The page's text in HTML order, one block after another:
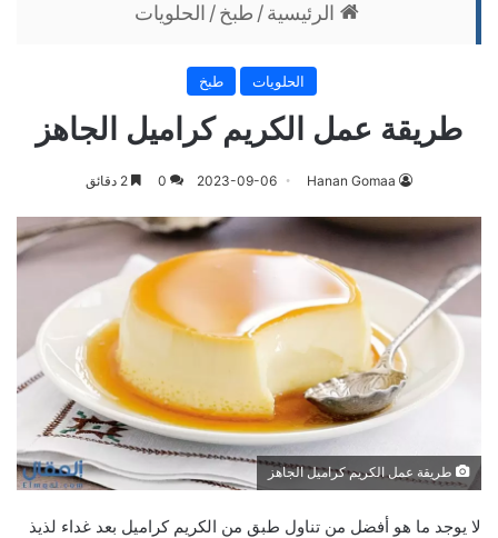
الرئيسية / طبخ / الحلويات
الحلويات طبخ
طريقة عمل الكريم كراميل الجاهز
Hanan Gomaa
2023-09-06
0
طريقة عمل الكريم كراميل الجاهز
لا يوجد ما هو أفضل من تناول طبق من الكريم كراميل بعد غداء لذيذ